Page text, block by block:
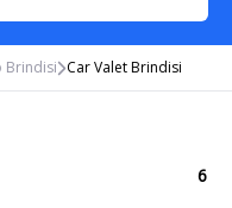
Brindisi Car Valet Brindisi
6